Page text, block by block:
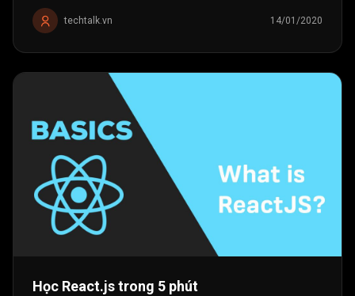
faster but I...
techtalk.vn 14/01/2020
Học React.js trong 5 phút